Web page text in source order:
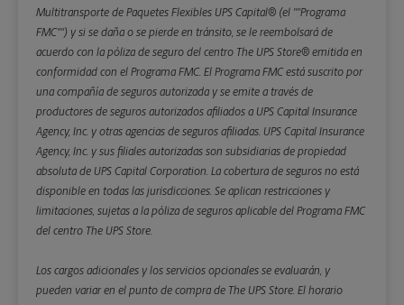
Multitransporte de Paquetes Flexibles UPS Capital® (el ""Programa
FMC"") y si se daña o se pierde en tránsito, se le reembolsará de
acuerdo con la póliza de seguro del centro The UPS Store® emitida en
conformidad con el Programa FMC. El Programa FMC está suscrito por
una compañía de seguros autorizada y se emite a través de
productores de seguros autorizados afiliados a UPS Capital Insurance
Agency, Inc. y otras agencias de seguros afiliadas. UPS Capital Insurance
Agency, Inc. y sus filiales autorizadas son subsidiarias de propiedad
absoluta de UPS Capital Corporation. La cobertura de seguros no está
disponible en todas las jurisdicciones. Se aplican restricciones y
limitaciones, sujetas a la póliza de seguros aplicable del Programa FMC
del centro The UPS Store.
Los cargos adicionales y los servicios opcionales se evaluarán, y
pueden variar en el punto de compra de The UPS Store. El horario